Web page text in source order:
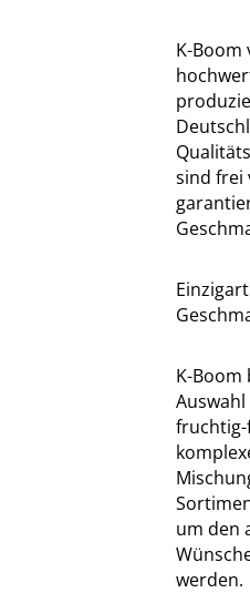
K-Boom
sind frei
K-Boom
um den
werden.